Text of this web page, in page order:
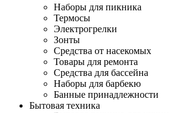
Наборы для пикника
Термосы
Электрогрелки
Зонты
Средства от насекомых
Товары для ремонта
Средства для бассейна
Наборы для барбекю
Банные принадлежности
Бытовая техника